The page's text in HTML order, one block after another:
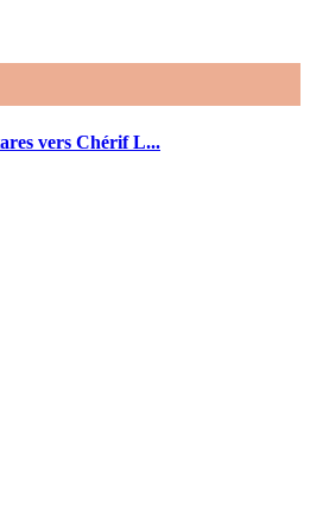
vers Chérif L...